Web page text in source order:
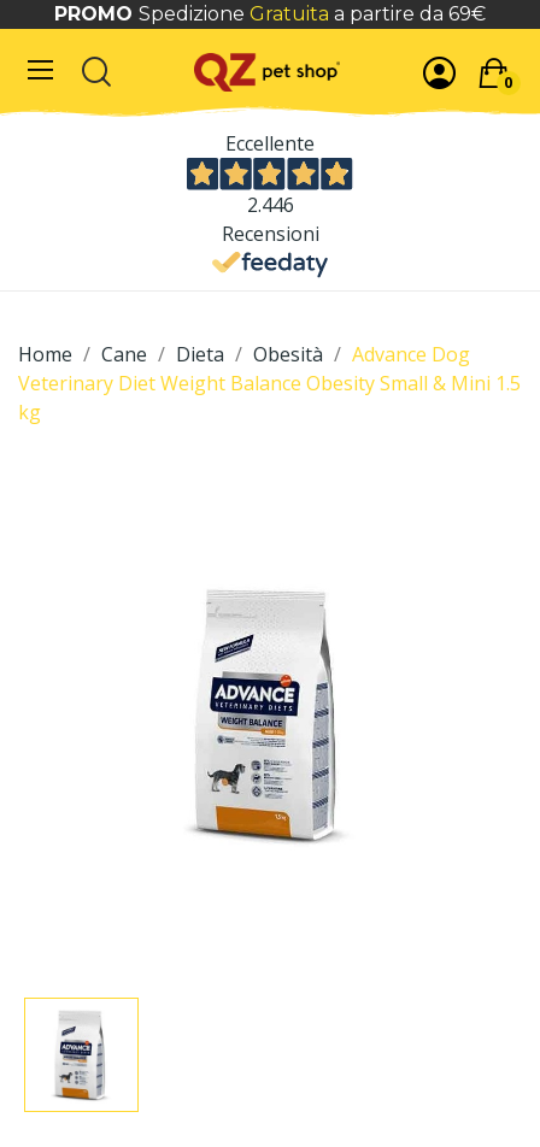
PROMO Spedizione Gratuita a partire da 69€
0
Eccellente
2.446
Recensioni
Home Cane Dieta Obesità
Advance Dog
Veterinary Diet Weight Balance Obesity Small & Mini 1.5
kg